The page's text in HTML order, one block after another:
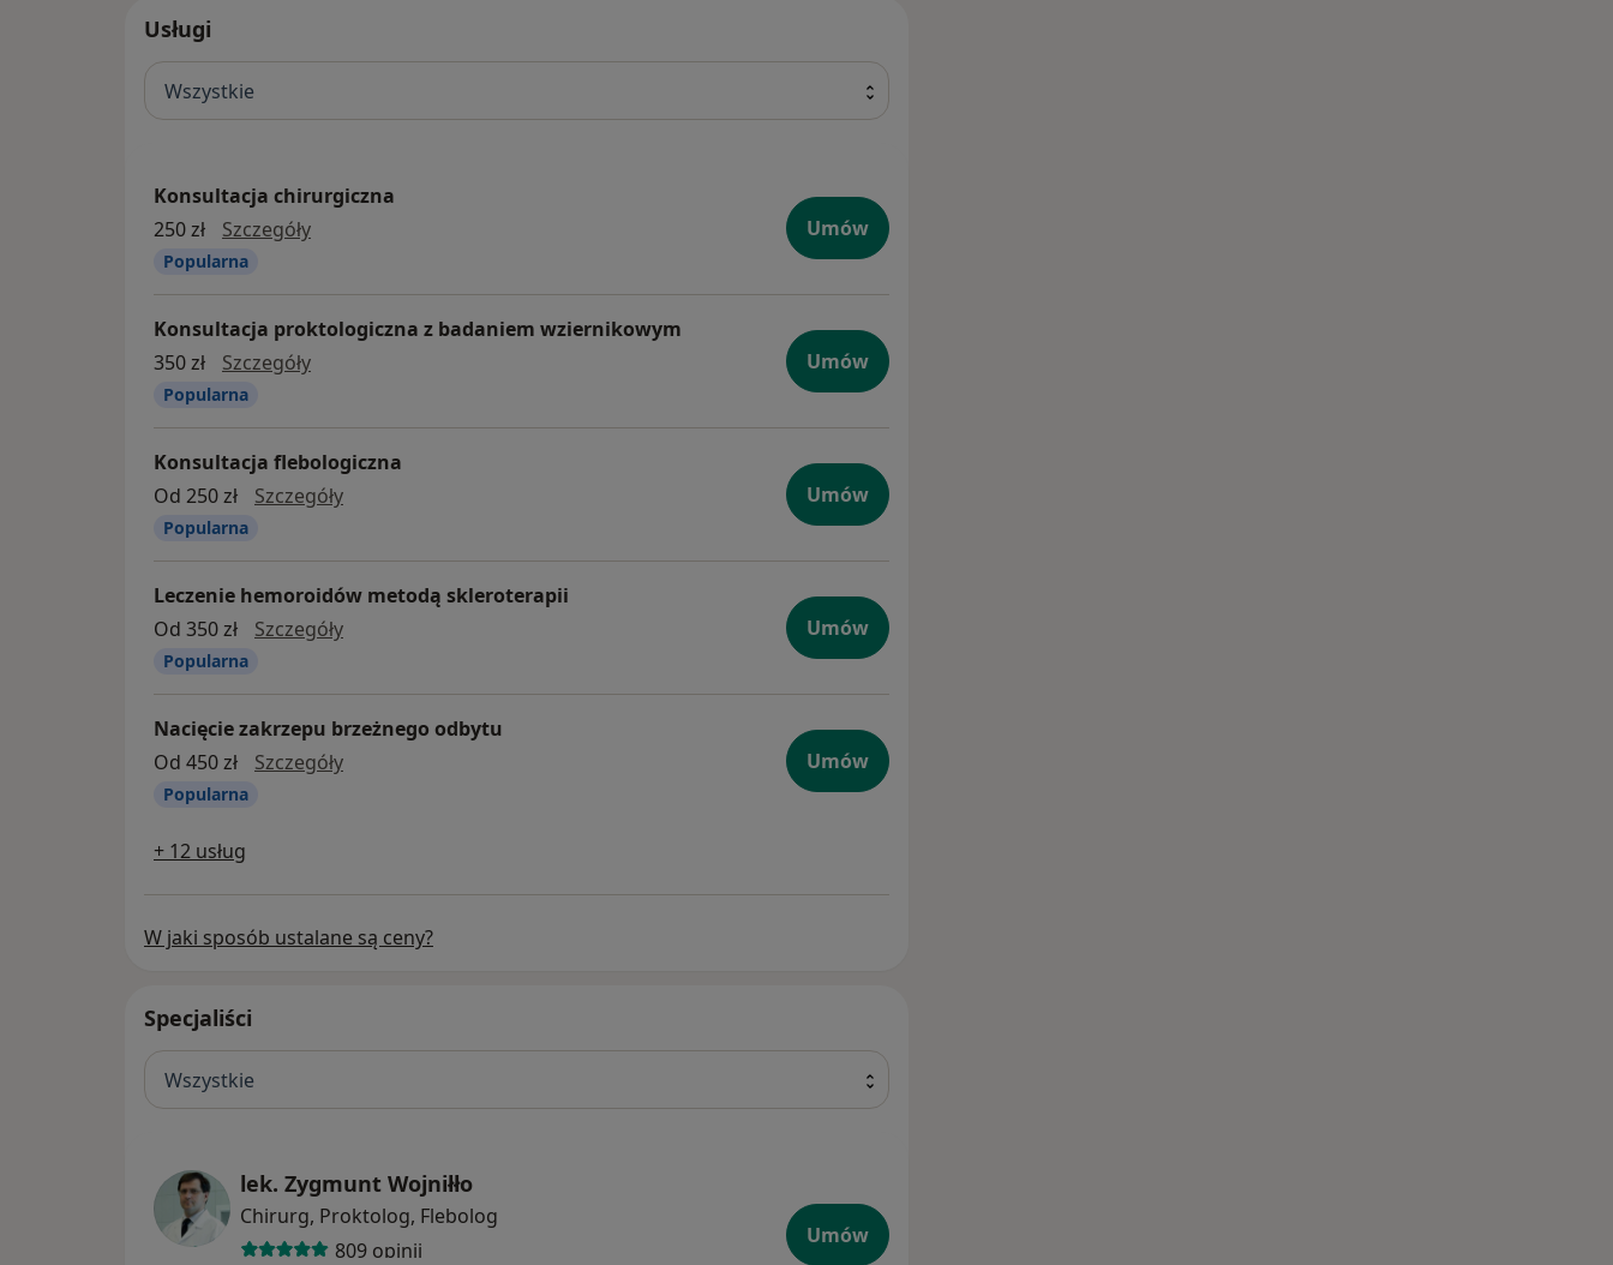
Usługi
Wszystkie
Konsultacja chirurgiczna
250 zł
SzczegółyKonsultacja chirurgiczna
Popularna
Umów
Konsultacja proktologiczna z badaniem wziernikowym
350 zł
Szczegółykonsultacja proktologiczna z badaniem wziernikowym
Popularna
Umów
Konsultacja flebologiczna
Od 250 zł
Szczegółykonsultacja flebologiczna
Popularna
Umów
Leczenie hemoroidów metodą skleroterapii
Od 350 zł
Szczegółyleczenie hemoroidów metodą skleroterapii
Popularna
Umów
Nacięcie zakrzepu brzeżnego odbytu
Od 450 zł
Szczegółynacięcie zakrzepu brzeżnego odbytu
Popularna
Umów
+ 12 usług
W jaki sposób ustalane są ceny?
Specjaliści
Wszystkie
lek. Zygmunt Wojniłło
Chirurg, Proktolog, Flebolog
809 opinii
Umów